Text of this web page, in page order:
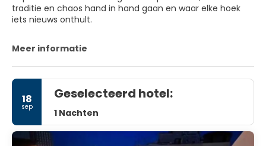
traditie en chaos hand in hand gaan en waar elke hoek
iets nieuws onthult.
Meer informatie
18
sep
Geselecteerd hotel:
1 Nachten